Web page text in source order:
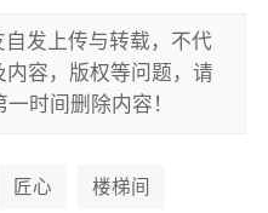
发上传与转载，不代
容，版权等问题，请
时间删除内容！
匠心 楼梯间